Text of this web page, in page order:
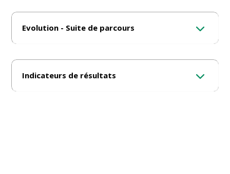
Evolution - Suite de parcours
Indicateurs de résultats